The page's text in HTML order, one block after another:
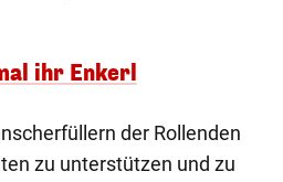
ihr Enkerl
der Rollenden
zu unterstützen und zu